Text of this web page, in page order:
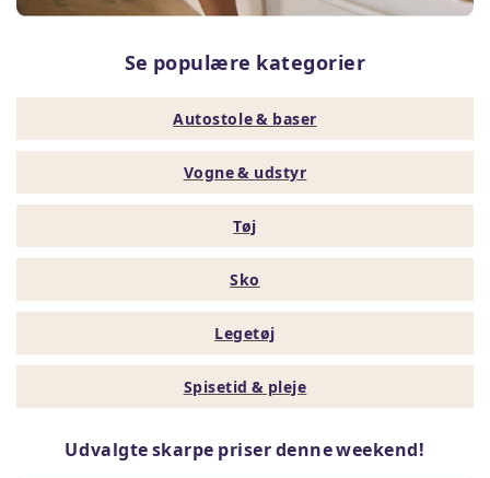
Se populære kategorier
Autostole & baser
Vogne & udstyr
Tøj
Sko
Legetøj
Spisetid & pleje
Udvalgte skarpe priser denne weekend!